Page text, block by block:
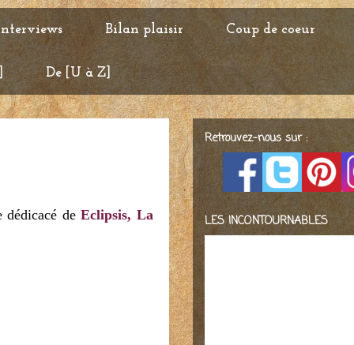
Bilan plaisir Coup de coeur
De [U à Z]
deEclipsis, La
Retrouvez-nous sur :
LES INCONTOURNABLES